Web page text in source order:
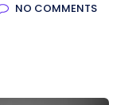
NO COMMENTS